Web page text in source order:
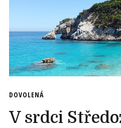
DOVOLENÁ
V srdci